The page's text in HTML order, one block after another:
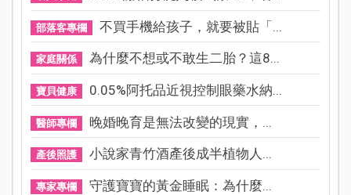
部落客專欄 不買手機給孩子，就要被貼「...
家庭關係 為什麼不想或不敢生二胎？這8...
寶貝健康 0.05%阿托品近視控制眼藥水納...
醫師專欄 晚婚晚育是無法改變的現實，...
產後照護 小說家青竹酒產後成半植物人...
專家專欄 守護寶寶的黃金睡眠：為什麼...